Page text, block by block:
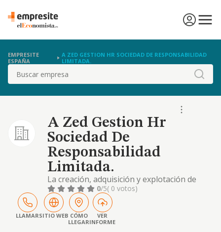
EMPRESITE
ESPAÑA
A ZED GESTION HR SOCIEDAD DE RESPONSABILIDAD
LIMITADA.
Buscar
A Zed Gestion Hr
Sociedad De
Responsabilidad
Limitada.
La creación, adquisición y explotación de
establecimientos del sector turístico y, en
particular, de cualquier establecimiento de
cualquier naturaleza y categoría en el
ámbito de la hostelería, el alojamiento y la
restauración. el ejercicio de cualquier
0/5( 0 votos)
LLAMARSITIO WEB CÓMO
LLEGAR
VER
INFORME